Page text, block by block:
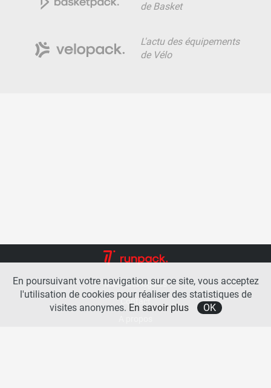
de Basket
L'actu des équipements
de Vélo
Mentions légales
En poursuivant votre navigation sur ce site, vous acceptez
l'utilisation de cookies pour réaliser des statistiques de
visites anonymes. En savoir plus OK